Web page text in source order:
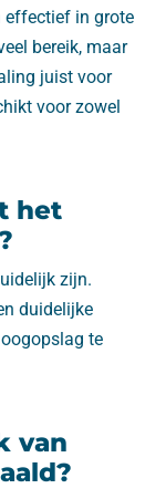
effectief in grote
bereik, maar
juist voor
voor zowel
het
zijn.
duidelijke
te
van